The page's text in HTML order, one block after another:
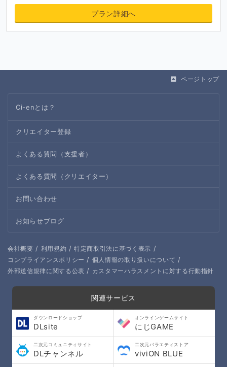
プラン詳細へ
ページトップ
Ci-enとは？
クリエイター登録
よくある質問（支援者）
よくある質問（クリエイター）
お問い合わせ
お知らせブログ
会社概要 / 利用規約 / 特定商取引法に基づく表示 /
コンプライアンスポリシー / 個人情報の取り扱いについて /
外部送信規律に関する公表 / カスタマーハラスメントに対する行動指針
関連サービス
ダウンロードショップ
DLsite
オンラインゲームサイト
にじGAME
二次元コミュニティサイト
DLチャンネル
二次元バラエティストア
viviON BLUE